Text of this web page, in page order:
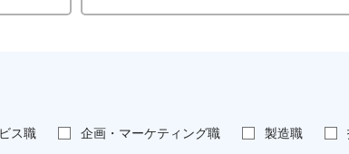
ス職 企画・マーケティング職 製造職